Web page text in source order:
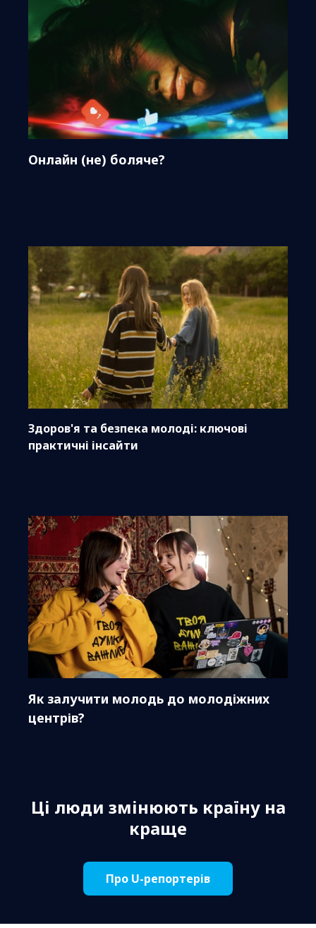
Онлайн (не) боляче?
Здоров'я та безпека молоді: ключові
практичні інсайти
Як залучити молодь до молодіжних
центрів?
Ці люди змінюють країну на
краще
Про U-репортерів